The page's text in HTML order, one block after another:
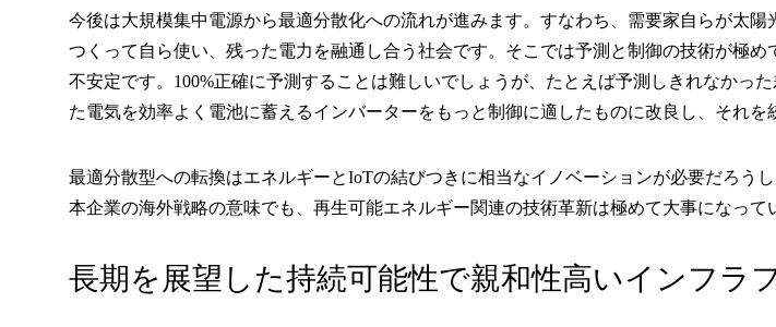
今後は大規模集中電源から最適分散化への流れが進みます。すなわち、需要家自らが太
つくって自ら使い、残った電力を融通し合う社会です。そこでは予測と制御の技術が極
不安定です。100%正確に予測することは難しいでしょうが、たとえば予測しきれなかっ
た電気を効率よく電池に蓄えるインバーターをもっと制御に適したものに改良し、それを
最適分散型への転換はエネルギーとIoTの結びつきに相当なイノベーションが必要だろう
本企業の海外戦略の意味でも、再生可能エネルギー関連の技術革新は極めて大事になって
長期を展望した持続可能性で親和性高いインフラ